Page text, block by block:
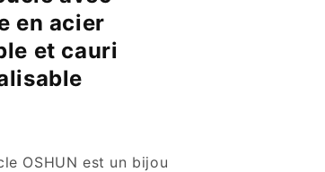
en acier
et cauri
OSHUN est un bijou